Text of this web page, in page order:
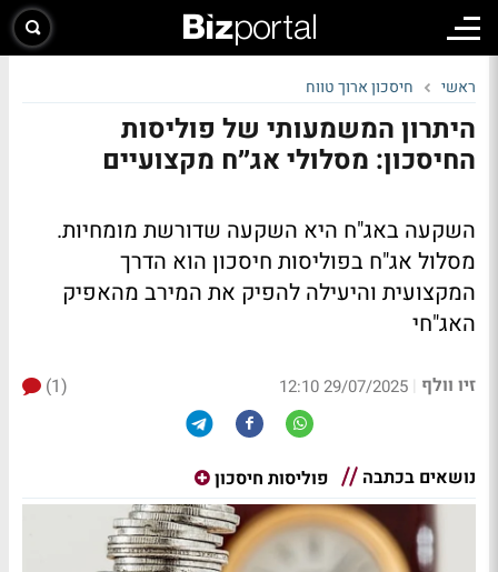
ראשי חיסכון ארוך טווח
היתרון המשמעותי של פוליסות
החיסכון: מסלולי אג״ח מקצועיים
השקעה באג"ח היא השקעה שדורשת מומחיות.
מסלול אג"ח בפוליסות חיסכון הוא הדרך
המקצועית והיעילה להפיק את המירב מהאפיק
האג"חי
זיו וולף |
29/07/2025 12:10
(1)
נושאים בכתבה פוליסות חיסכון